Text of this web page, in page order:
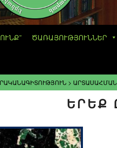
ԾԱՌԱՅՈՒԹՅՈՒՆՆԵՐ
>
ԵՐԵՔ